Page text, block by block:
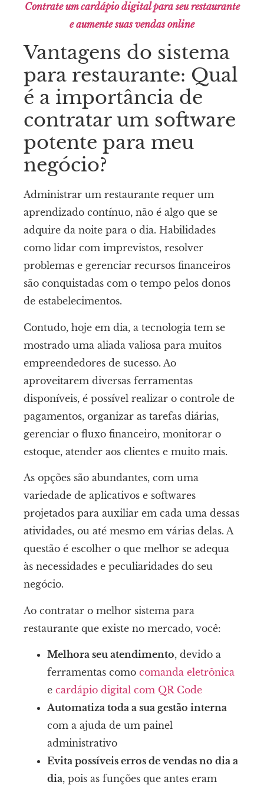
Contrate um cardápio digital para seu restaurante
e aumente suas vendas online
Vantagens do sistema
para restaurante: Qual
é a importância de
contratar um software
potente para meu
negócio?
Administrar um restaurante requer um
aprendizado contínuo, não é algo que se
adquire da noite para o dia. Habilidades
como lidar com imprevistos, resolver
problemas e gerenciar recursos financeiros
são conquistadas com o tempo pelos donos
de estabelecimentos.
Contudo, hoje em dia, a tecnologia tem se
mostrado uma aliada valiosa para muitos
empreendedores de sucesso. Ao
aproveitarem diversas ferramentas
disponíveis, é possível realizar o controle de
pagamentos, organizar as tarefas diárias,
gerenciar o fluxo financeiro, monitorar o
estoque, atender aos clientes e muito mais.
As opções são abundantes, com uma
variedade de aplicativos e softwares
projetados para auxiliar em cada uma dessas
atividades, ou até mesmo em várias delas. A
questão é escolher o que melhor se adequa
às necessidades e peculiaridades do seu
negócio.
Ao contratar o melhor sistema para
restaurante que existe no mercado, você:
Melhora seu atendimento, devido a
ferramentas como comanda eletrônica
e cardápio digital com QR Code
Automatiza toda a sua gestão interna
com a ajuda de um painel
administrativo
Evita possíveis erros de vendas no dia a
dia, pois as funções que antes eram